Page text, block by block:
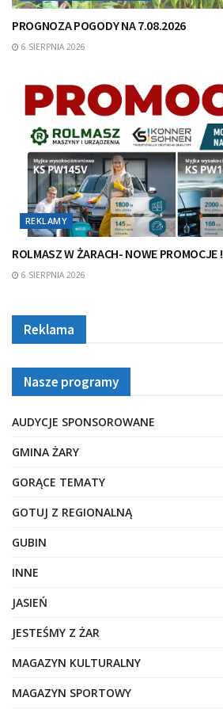
PROGNOZA POGODY NA 7.08.2026
6 SIERPNIA 2026
REKLAMY
ROLMASZ W ŻARACH- NOWE PROMOCJE !
6 SIERPNIA 2026
Reklama
Nasze programy
AUDYCJE SPONSOROWANE
GMINA ŻARY
GORĄCE TEMATY
GOTUJ Z REGIONALNĄ
GUBIN
INNE
JASIEŃ
JESTEŚMY Z ŻAR
MAGAZYN KULTURALNY
MAGAZYN SPORTOWY